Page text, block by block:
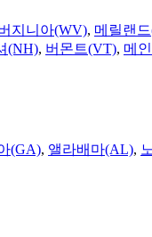
지니아(WV), 메릴랜
(NH), 버몬트(VT), 메
(GA), 앨라배마(AL),